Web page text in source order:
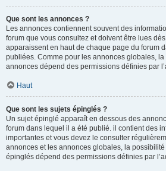
Que sont les annonces ?
Les annonces contiennent souvent des
forum que vous consultez et doivent être lues
apparaissent en haut de chaque page du forum
publiées. Comme pour les annonces globales,
annonces dépend des permissions définies par
Haut
Que sont les sujets épinglés ?
Un sujet épinglé apparaît en dessous des
forum dans lequel il a été publié. il contient des
importantes et vous devez le consulter
annonces et les annonces globales, la
épinglés dépend des permissions définies par